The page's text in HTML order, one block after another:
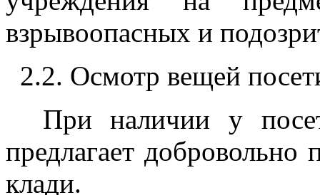
взрывоопасных и
2.2. Осмотр вещей
При наличии у
предлагает
клади.